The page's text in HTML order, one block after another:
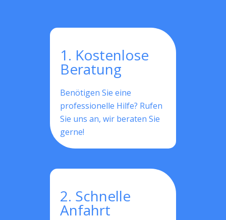
1. Kostenlose
Beratung
Benötigen Sie eine
professionelle Hilfe? Rufen
Sie uns an, wir beraten Sie
gerne!
2. Schnelle
Anfahrt